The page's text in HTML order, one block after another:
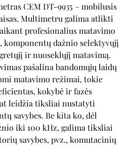
CEM DT-9935 – mobilusis
Multimetru galima atlikti
profesionalius matavimo
komponentų dažnio selektyvųjį
ir nuoseklųjį matavimą.
pašalina bandomųjų laidų
matavimo režimai, tokie
kokybė ir fazės
leidžia tiksliai nustatyti
savybes. Be kita ko, dėl
iki 100 kHz, galima tiksliai
savybes, pvz., komutacinių